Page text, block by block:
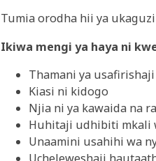
Tumia orodha hii ya
Ikiwa mengi ya haya ni
Thamani ya
Kiasi ni kidogo
Njia ni ya kawaida na
Huhitaji udhibiti mkali
Unaamini usahihi wa